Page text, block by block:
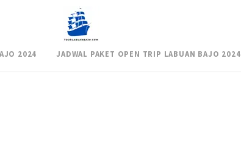
2024 JADWAL PAKET OPEN TRIP LABUAN BAJO 2024